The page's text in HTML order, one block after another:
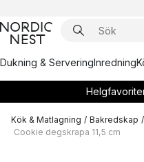
Dukning & ServeringInredning
Kök & Matlagning / Bakredskap /
Cookie degskrapa 11,5 cm